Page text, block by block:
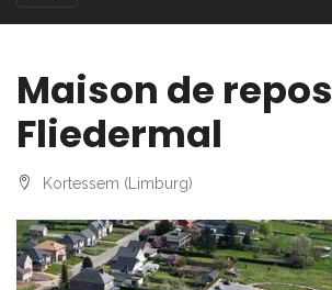
Maison de repos
Fliedermal
Kortessem (Limburg)